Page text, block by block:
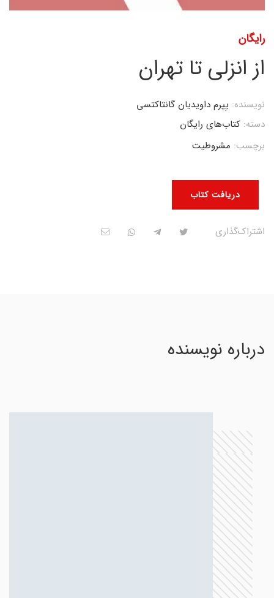
رایگان
از انزلی تا تهران
دریافت کتاب
نویسنده: یِپرم داویدیان گانتاکتسی
دسته: کتاب‌های رایگان
برچسب: مشروطیت
اشتراک‌گذاری
درباره نویسنده